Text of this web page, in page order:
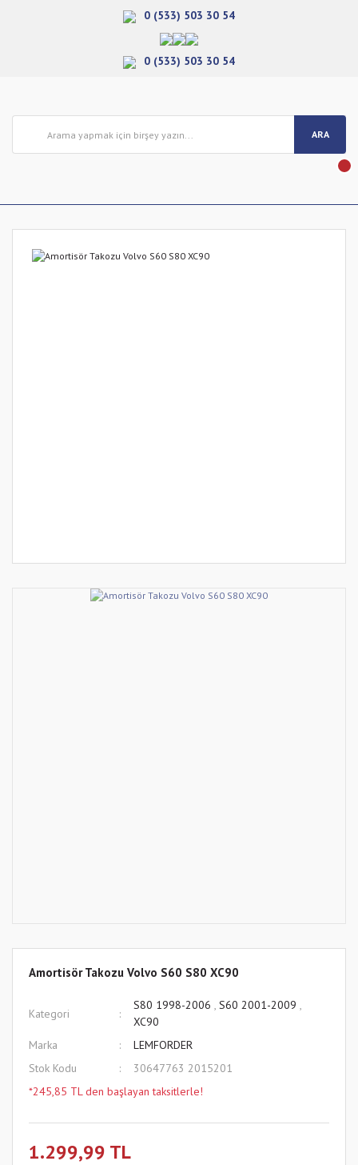
0 (533) 503 30 54
0 (533) 503 30 54
ARA
Amortisör Takozu Volvo S60 S80 XC90
Kategori
S80 1998-2006 , S60 2001-2009 ,
XC90
Marka
LEMFORDER
Stok Kodu
30647763 2015201
*245,85 TL den başlayan taksitlerle!
1.299,99 TL